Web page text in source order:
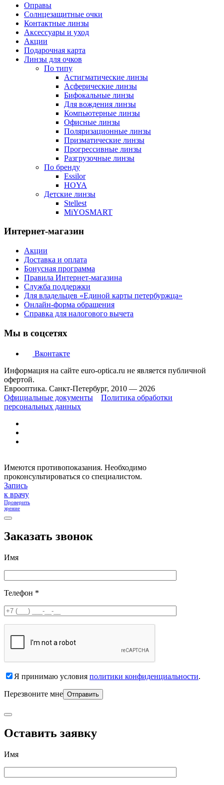
Оправы
Солнцезащитные очки
Контактные линзы
Аксессуары и уход
Акции
Подарочная карта
Линзы для очков
По типу
Астигматические линзы
Асферические линзы
Бифокальные линзы
Для вождения линзы
Компьютерные линзы
Офисные линзы
Поляризационные линзы
Призматические линзы
Прогрессивные линзы
Разгрузочные линзы
По бренду
Essilor
HOYA
Детские линзы
Stellest
MiYOSMART
Интернет-магазин
Акции
Доставка и оплата
Бонусная программа
Правила Интернет-магазина
Служба поддержки
Для владельцев «Единой карты петербуржца»
Онлайн-форма обращения
Справка для налогового вычета
Мы в соцсетях
Вконтакте
Информация на сайте euro-optica.ru не является публичной
офертой.
Еврооптика. Санкт-Петербург, 2010 — 2026
Официальные документы
Политика обработки
персональных данных
Имеются противопоказания. Необходимо
проконсультироваться со специалистом.
Запись
к врачу
Проверить
зрение
Заказать звонок
Имя
Телефон *
Я принимаю условия политики конфиденциальности.
Перезвоните мне
Оставить заявку
Имя